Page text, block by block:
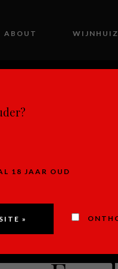
ABOUT
18 JAAR OUD